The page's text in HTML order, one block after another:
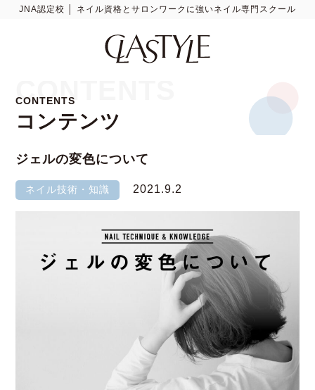
JNA認定校 │ ネイル資格とサロンワークに強いネイル専門スクール
CONTENTS
コンテンツ
CONTENTS
ジェルの変色について
ネイル技術・知識 2021.9.2